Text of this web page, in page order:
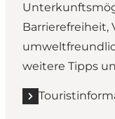
Barrierefreiheit,
weitere Tipps